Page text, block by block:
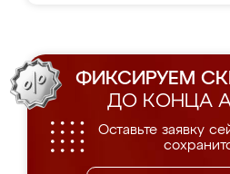
ФИКСИРУЕМ
ДО КОНЦА
Оставьте заявку